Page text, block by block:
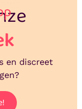
en discreet